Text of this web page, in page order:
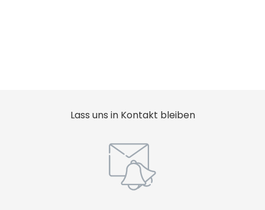
Lass uns in Kontakt bleiben